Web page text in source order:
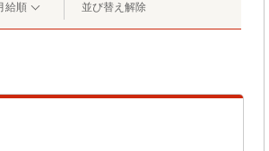
給順 並び替え解除